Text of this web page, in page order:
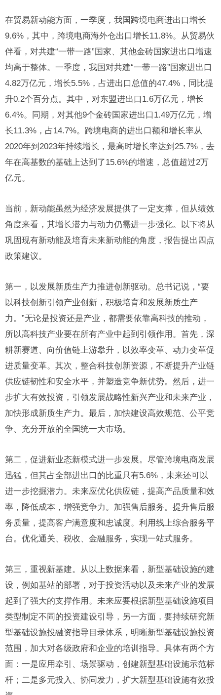
在贸易新动能方面，一季度，我国跨境电商进出口增长
9.6%，其中，跨境电商海外仓出口增长11.8%。从贸易伙
伴看，对共建“一带一路”国家、其他金砖国家进出口增速
均高于整体。一季度，我国对共建“一带一路”国家进出口
4.82万亿元，增长5.5%，占进出口总值的47.4%，同比提
升0.2个百分点。其中，对东盟进出口1.6万亿元，增长
6.4%。同期，对其他9个金砖国家进出口1.49万亿元，增
长11.3%，占14.7%。跨境电商的进出口额和增长率从
2020年到2023年持续增长，最高时增长率达到25.7%，去
年在高基数的基础上达到了15.6%的增速，总值超过2万
亿元。
当前，新动能虽然为经济发展提供了一定支撑，但从绩效
角度来看，其增长潜力与动力仍需进一步强化。以下将从
巩固现有新动能及培育未来新动能的角度，报告提出四点
政策建议。
第一，以发展新质生产力推进创新驱动。总书记说，“要
以科技创新引领产业创新，积极培育和发展新质生产
力。”无论是投资还是产业，都需要依靠高科技的推动，
所以高科技产业要在所有产业中起到引领作用。首先，深
耕新赛道、向价值链上游攀升，以效率变革、动力变革促
进质量变革。其次，整合科技创新资源，不断提升产业链
供应链韧性和安全水平，并塑造竞争新优势。然后，进一
步扩大有效投资，引领发展战略性新兴产业和未来产业，
加快形成新质生产力。最后，加快建设高效规范、公平竞
争、充分开放的全国统一大市场。
第二，促进新业态新模式进一步发展。尽管跨境电商发展
迅猛，但其占全部进出口的比重只有5.6%，未来还可以
进一步挖掘潜力。未来应优化供应链，提高产品质量和效
率，降低成本，增强竞争力。加强售后服务。提升售后服
务质量，提高客户满意度和忠诚度。利用线上综合服务平
台。优化通关、税收、金融服务，实现一站式服务。
第三，重视新基建。从以上数据来看，新型基础设施的建
设，例如基站的部署，对于投资活动以及未来产业的发展
起到了强大的支撑作用。未来应要根据新型基础设施项目
类型制定不同的投资建设引导，另一方面，要持续研究新
型基础设施投融资指导目录体系，明晰新型基础设施投资
范围，加大对各级政府和企业的培训指导。具体有两个方
面：一是应用牵引、场景驱动，创建新型基础设施示范标
杆；二是多元投入、协同发力，扩大新型基础设施有效投